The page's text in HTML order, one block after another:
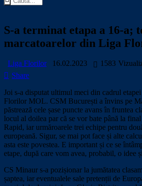
S-a terminat etapa a 16-a;
marcatoarelor din Liga
Liga Florilor 16.02.2023 1583
Share
Joi s-a disputat ultimul meci din cadrul
Florilor MOL. CSM București a învins pe
păstrează cele șase puncte avans în fruntea
locul al doilea par că se vor bate până la
Rapid, iar urmăroarele trei echipe pentru
europeană. Sigur, se mai pot face și alte
asta este povestea. E important și ce se
etape, după care vom avea, probabil, o idee
CS Minaur s-a pozișionar la jumătatea
șaptea, iar eventualele sale pretenții de